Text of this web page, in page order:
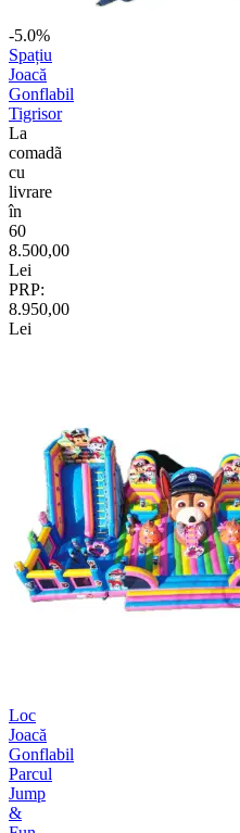
-5.0%
Spațiu
Joacă
Gonflabil
Tigrisor
La
comadã
cu
livrare
în
60
8.500,00
Lei
PRP:
8.950,00
Lei
Loc
Joacă
Gonflabil
Parcul
Jump
&